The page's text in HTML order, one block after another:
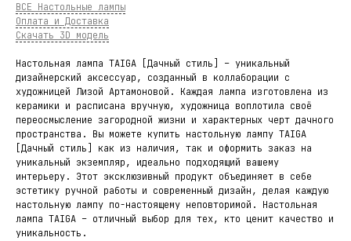
ВСЕ Настольные лампы
Оплата и Доставка
Скачать 3D модель
Настольная лампа TAIGA [Дачный стиль] – уникальный
дизайнерский аксессуар, созданный в коллаборации с
художницей Лизой Артамоновой. Каждая лампа изготовлена из
керамики и расписана вручную, художница воплотила своё
переосмысление загородной жизни и характерных черт дачного
пространства. Вы можете купить настольную лампу TAIGA
[Дачный стиль] как из наличия, так и оформить заказ на
уникальный экземпляр, идеально подходящий вашему
интерьеру. Этот эксклюзивный продукт объединяет в себе
эстетику ручной работы и современный дизайн, делая каждую
настольную лампу по-настоящему неповторимой. Настольная
лампа TAIGA – отличный выбор для тех, кто ценит качество и
уникальность.